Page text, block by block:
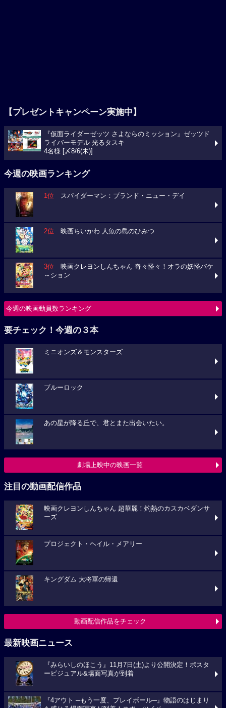
【プレゼントキャンペーン実施中】
『仮面ライダーゼッツ さよならのミッション』ゼッツド
ライバーモデル 光るタスキ
4名様 [〆8/6(木)]
今週の映画ランキング
1位 スパイダーマン：ブランド・ニュー・デイ
2位 映画ちいかわ 人魚の島のひみつ
3位 映画クレヨンしんちゃん 奇々怪々！オラの妖怪バケ
～ション
今週の映画動員数ランキング
要チェック！今週の３本
ミニオンズ＆モンスターズ
ブルーロック
あの星が降る丘で、君とまた出会いたい。
劇場上映中の映画一覧
注目の動画配信作品
映画クレヨンしんちゃん 超華麗！灼熱のカスカベダンサ
ーズ
プロジェクト・ヘイル・メアリー
キングダム 大将軍の帰還
動画配信作品をチェック
最新映画ニュース
『みらいしのほこう』11月7日(土)より公開決定！ポスタ
ービジュアル&場面写真が到着
『4アウト ─もう一度、プレイボール─』物語のはじまり